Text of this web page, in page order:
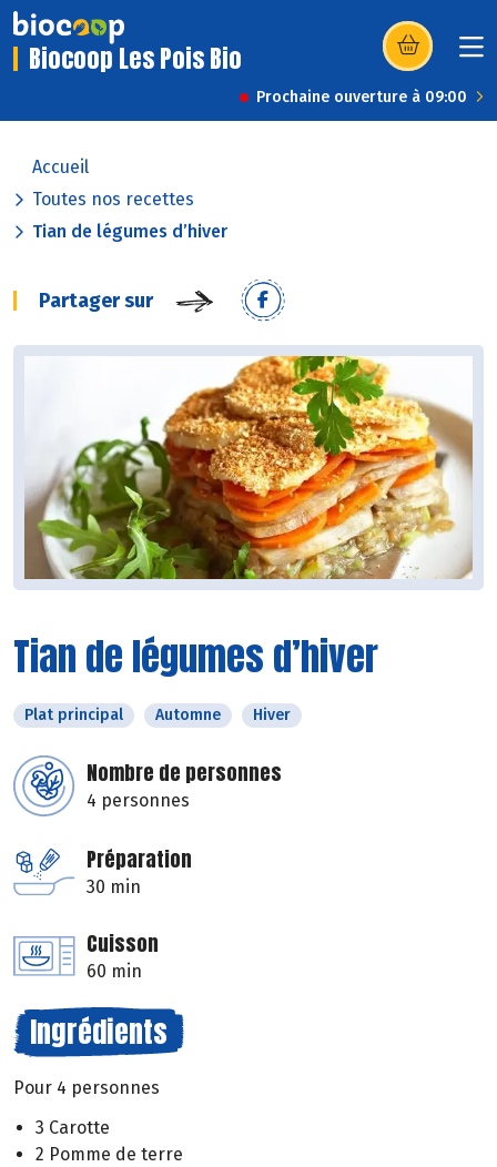
Biocoop Les Pois Bio (s’ouvre dans
Prochaine ouverture à 09:00
Accueil
Toutes nos recettes
Tian de légumes d’hiver
Partager sur
Tian de légumes d’hiver
Plat principal Automne Hiver
Nombre de personnes
4 personnes
Préparation
30 min
Cuisson
60 min
Ingrédients
Pour 4 personnes
3 Carotte
2 Pomme de terre